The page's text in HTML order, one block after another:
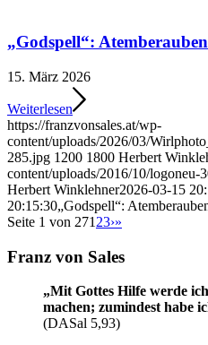
„Godspell“:
15. März 2026
Weiterlesen
https://franzvonsales.at/wp-
content/uploads/2026/03/
285.jpg 1200 1800 Herbert
content/uploads/2016/10/logoneu-
Herbert Winklehner2026-03-15
20:15:30„Godspell“:
Seite 1 von 271 23›»
Franz von Sales
„Mit Gottes Hilfe werde
machen; zumindest habe
(DASal 5,93)